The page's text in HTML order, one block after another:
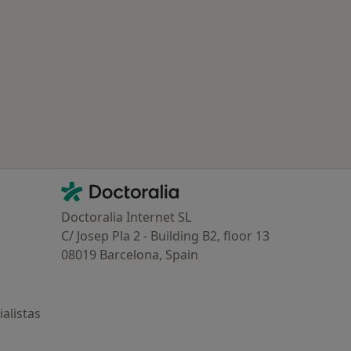
Contacto
Doctoralia - Página de inicio
Doctoralia Internet SL
C/ Josep Pla 2 - Building B2, floor 13
08019 Barcelona, Spain